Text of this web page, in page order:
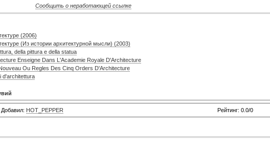
Сообщить о неработающей ссылке
(2006)
(Из истории архитектурной мысли) (2003)
della pittura e della statua
Enseigne Dans L'Academie Royale D'Architecture
Ou Regles Des Cinq Orders D'Architecture
d'architettura
HOT_PEPPER Рейтинг: 0.0/0